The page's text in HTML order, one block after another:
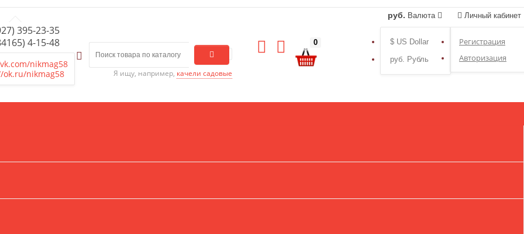
Личный кабинет
Регистрация
Авторизация
руб. Валюта
$ US Dollar
руб. Рубль
395-23-35
4-15-48
nikmag58
ok.ru/nikmag58
Я ищу, например, качели садовые
0